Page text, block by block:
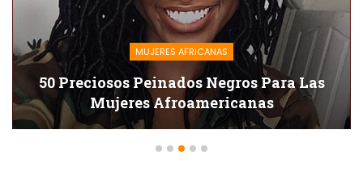
MUJERES AFRICANAS
50 Preciosos Peinados Negros Para Las
Mujeres Afroamericanas